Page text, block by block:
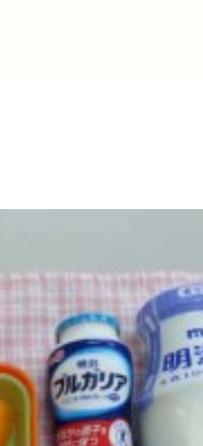
2020年9月(07)
2019年9月(12)
2018年9月(08)
2017年9月(10)
2016年9月(08)
2015年9月(09)